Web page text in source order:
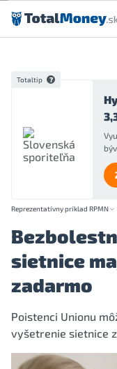
Preskočiť na obsah
Totaltip
Reprezentatívny príklad RPMN
sietnice
zadarmo
Poistenci Unionu
vyšetrenie sietnice